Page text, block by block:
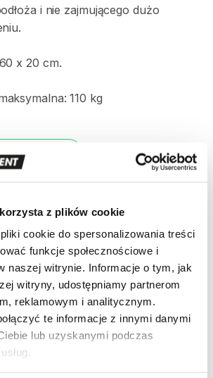
z plików cookie
cookie do spersonalizowania treści
funkcje społecznościowe i
naszej witrynie. Informacje o tym, jak
witryny, udostępniamy partnerom
reklamowym i analitycznym.
te informacje z innymi danymi
lub uzyskanymi podczas
i nie zajmującego dużo
60 x 20 cm.
110 kg
w sklepie
za wypożyczenie tego